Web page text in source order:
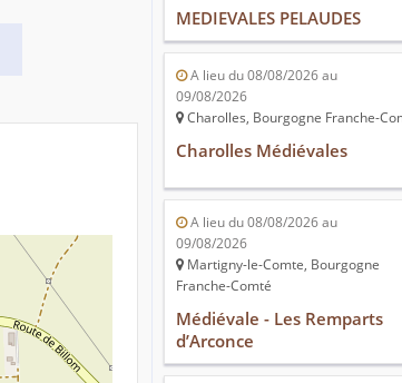
MEDIEVALES PELAUDES
A lieu du 08/08/2026 au
09/08/2026
Charolles, Bourgogne Franche-
Charolles Médiévales
A lieu du 08/08/2026 au
09/08/2026
Martigny-le-Comte, Bourgogne
Franche-Comté
Médiévale - Les Remparts
d’Arconce